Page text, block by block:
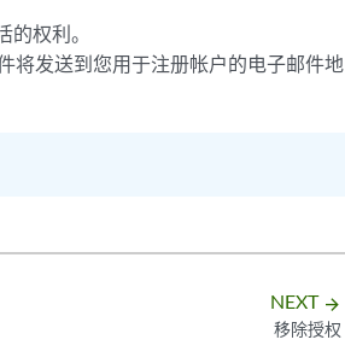
的权利。
将发送到您用于注册帐户的电子邮件地
NEXT arrow_forward
移除授权